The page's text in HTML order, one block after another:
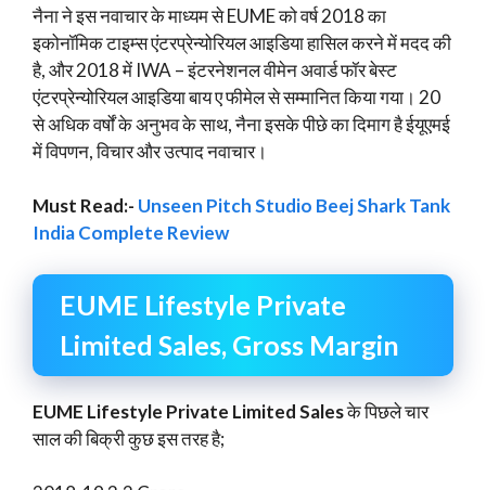
नैना ने इस नवाचार के माध्यम से EUME को वर्ष 2018 का
इकोनॉमिक टाइम्स एंटरप्रेन्योरियल आइडिया हासिल करने में मदद की
है, और 2018 में IWA – इंटरनेशनल वीमेन अवार्ड फॉर बेस्ट
एंटरप्रेन्योरियल आइडिया बाय ए फीमेल से सम्मानित किया गया। 20
से अधिक वर्षों के अनुभव के साथ, नैना इसके पीछे का दिमाग है ईयूएमई
में विपणन, विचार और उत्पाद नवाचार।
Must Read:- Unseen Pitch Studio Beej Shark Tank
India Complete Review
EUME Lifestyle Private
Limited Sales, Gross Margin
EUME Lifestyle Private Limited Salesके पिछले चार
साल की बिक्री कुछ इस तरह है;